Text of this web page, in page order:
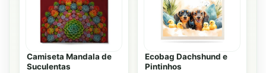
Camiseta Mandala de
Suculentas
Ecobag Dachshund e
Pintinhos